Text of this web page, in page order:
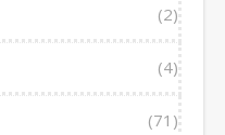
(2)
(4)
(71)